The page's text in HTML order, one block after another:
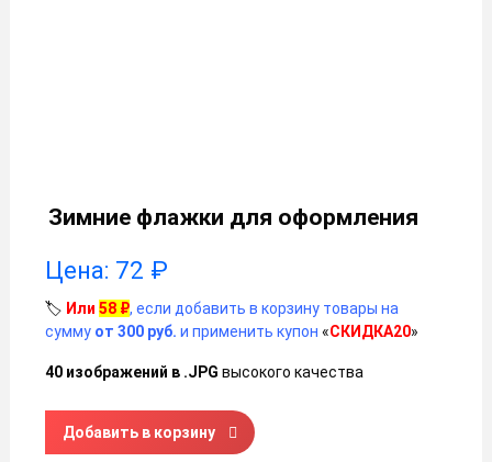
Зимние флажки для оформления
Цена: 72 ₽
🏷️ Или 58 ₽, если добавить в корзину товары на
сумму от 300 руб. и применить купон «СКИДКА20»
40 изображений в .JPG высокого качества
Количество товара Зимние флажки для оформления
Добавить в корзину